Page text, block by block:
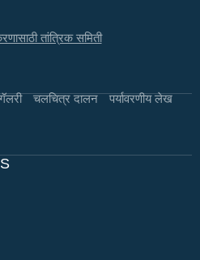
तांत्रिक समिती
चलचित्र दालन पर्यावरणीय लेख